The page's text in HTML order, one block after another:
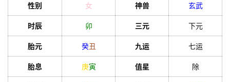
性别 女 神兽 玄武
时辰 卯 三元 下元
胎元 癸丑 九运 七运
胎息 庚寅 值星 除